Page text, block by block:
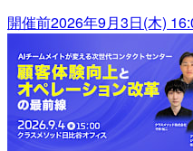
開催前2026年9月3日(木)